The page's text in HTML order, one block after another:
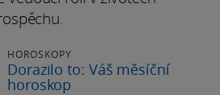
HOROSKOPY
Dorazilo to: Váš měsíční
horoskop